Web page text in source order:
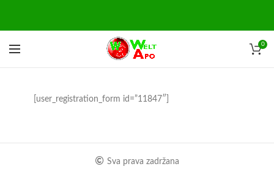
0
[user_registration_form id=”11847″]
Sva prava zadržana